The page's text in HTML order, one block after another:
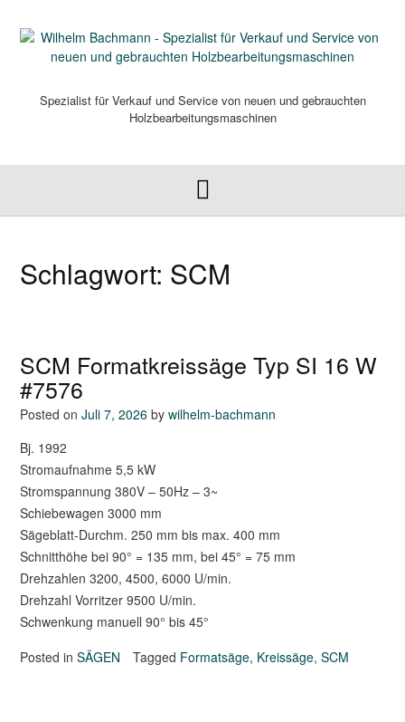
content
Spezialist für Verkauf und Service von neuen und gebrauchten
Holzbearbeitungsmaschinen
Schlagwort: SCM
SCM Formatkreissäge Typ SI 16 W
#7576
Posted on Juli 7, 2026 by wilhelm-bachmann
Bj. 1992
Stromaufnahme 5,5 kW
Stromspannung 380V – 50Hz – 3~
Schiebewagen 3000 mm
Sägeblatt-Durchm. 250 mm bis max. 400 mm
Schnitthöhe bei 90° = 135 mm, bei 45° = 75 mm
Drehzahlen 3200, 4500, 6000 U/min.
Drehzahl Vorritzer 9500 U/min.
Schwenkung manuell 90° bis 45°
Posted in SÄGEN Tagged Formatsäge, Kreissäge, SCM